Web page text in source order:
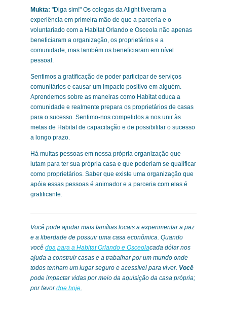
Mukta: "Diga sim!" Os colegas da Alight tiveram a
experiência em primeira mão de que a parceria e o
voluntariado com a Habitat Orlando e Osceola não apenas
beneficiaram a organização, os proprietários e a
comunidade, mas também os beneficiaram em nível
pessoal.
Sentimos a gratificação de poder participar de serviços
comunitários e causar um impacto positivo em alguém.
Aprendemos sobre as maneiras como Habitat educa a
comunidade e realmente prepara os proprietários de casas
para o sucesso. Sentimo-nos compelidos a nos unir às
metas de Habitat de capacitação e de possibilitar o sucesso
a longo prazo.
Há muitas pessoas em nossa própria organização que
lutam para ter sua própria casa e que poderiam se qualificar
como proprietários. Saber que existe uma organização que
apóia essas pessoas é animador e a parceria com elas é
gratificante.
Você pode ajudar mais famílias locais a experimentar a paz
e a liberdade de possuir uma casa econômica. Quando
você doa para a Habitat Orlando e Osceolacada dólar nos
ajuda a construir casas e a trabalhar por um mundo onde
todos tenham um lugar seguro e acessível para viver. Você
pode impactar vidas por meio da aquisição da casa própria;
por favordoe hoje.